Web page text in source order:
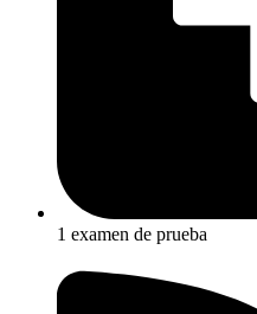
1 examen de prueba